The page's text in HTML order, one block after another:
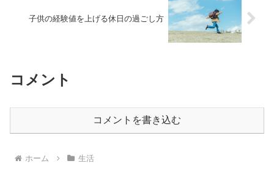
子供の経験値を上げる休日の過ごし方
コメント
コメントを書き込む
ホーム 生活